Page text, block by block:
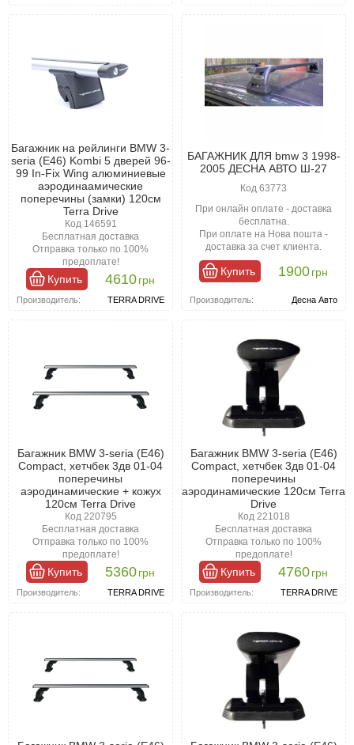
Багажник на рейлинги BMW 3-
seria (E46) Kombi 5 дверей 96-
99 In-Fix Wing алюминиевые
аэродинаамические
поперечины (замки) 120см
Terra Drive
Код 146591
Бесплатная доставка
Отправка только по 100%
предоплате!
Купить 4610грн
Производитель: TERRA DRIVE
БАГАЖНИК ДЛЯ bmw 3 1998-
2005 ДЕСНА АВТО Ш-27
Код 63773
При онлайн оплате - доставка
бесплатна.
При оплате на Нова пошта -
доставка за счет клиента.
Купить 1900грн
Производитель: Десна Авто
Багажник BMW 3-seria (E46)
Compact, хетчбек 3дв 01-04
поперечины
аэродинамические + кожух
120см Terra Drive
Код 220795
Бесплатная доставка
Отправка только по 100%
предоплате!
Купить 5360грн
Производитель: TERRA DRIVE
Багажник BMW 3-seria (E46)
Compact, хетчбек 3дв 01-04
поперечины
аэродинамические 120см Terra
Drive
Код 221018
Бесплатная доставка
Отправка только по 100%
предоплате!
Купить 4760грн
Производитель: TERRA DRIVE